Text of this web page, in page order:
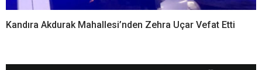
Kandıra Akdurak Mahallesi’nden Zehra Uçar Vefat Etti